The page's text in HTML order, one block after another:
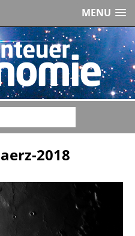
MENU
2018